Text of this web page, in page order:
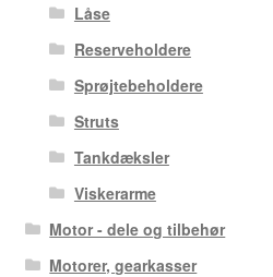
Låse
Reserveholdere
Sprøjtebeholdere
Struts
Tankdæksler
Viskerarme
Motor - dele og tilbehør
Motorer, gearkasser